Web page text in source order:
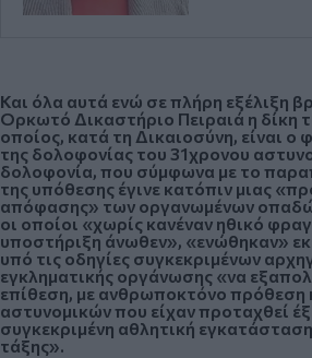
Και όλα αυτά ενώ σε πλήρη εξέλιξη
Ορκωτό Δικαστήριο Πειραιά η δίκη
οποίος, κατά τη Δικαιοσύνη, είναι ο
της δολοφονίας του 31χρονου
δολοφονία, που σύμφωνα με το
της υπόθεσης έγινε κατόπιν μιας
απόφασης» των οργανωμένων
οι οποίοι «χωρίς κανέναν ηθικό
υποστήριξη άνωθεν», «ενώθηκαν»
υπό τις οδηγίες συγκεκριμένων
εγκληματικής οργάνωσης«να
επίθεση, με ανθρωποκτόνο πρόθεση
αστυνομικών που είχαν προταχθεί
συγκεκριμένη αθλητική
τάξης».